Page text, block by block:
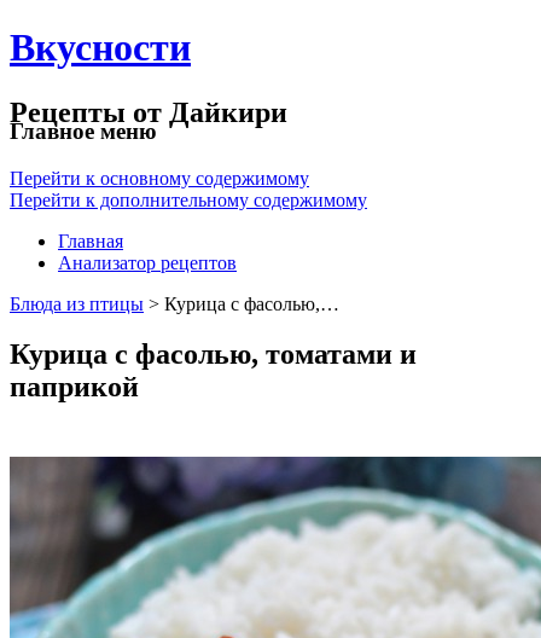
Вкусности
Рецепты от Дайкири
Главное меню
Перейти к основному содержимому
Перейти к дополнительному содержимому
Главная
Анализатор рецептов
Блюда из птицы > Курица с фасолью,…
Курица с фасолью, томатами и
паприкой